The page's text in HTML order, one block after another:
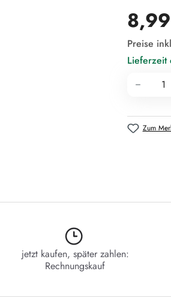
Regulärer
Preise
Lieferzeit
Zum
jetzt kaufen, später zahlen:
Rechnungskauf